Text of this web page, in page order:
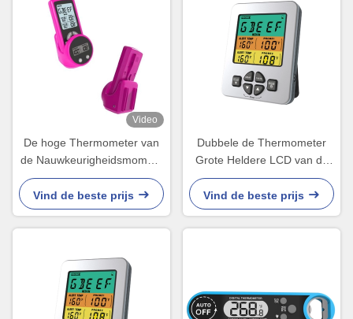
Video
De hoge Thermometer van
de Nauwkeurigheidsmoment
Gelezen Grill met Twee de
Batterij van 3A 3v
Vind de beste prijs
Dubbele de Thermometer
Grote Heldere LCD van de
Sonde Digitale Grill
Vertoning met
Standaardprogramma
Vind de beste prijs